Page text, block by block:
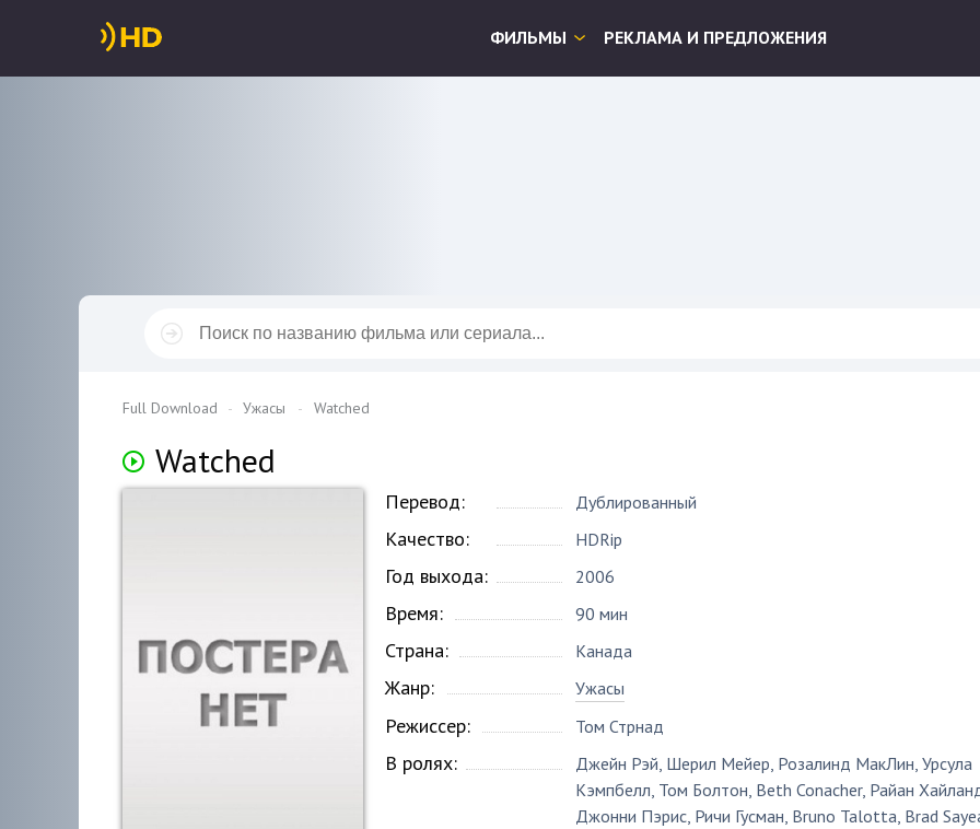
ФИЛЬМЫ РЕКЛАМА И ПРЕДЛОЖЕНИЯ
Full Download Ужасы Watched
Watched
Перевод: Дублированный
Качество: HDRip
Год выхода: 2006
Время: 90 мин
Страна: Канада
Жанр: Ужасы
Режиссер: Том Стрнад
В ролях: Джейн Рэй, Шерил Мейер, Розалинд МакЛин, Урсула
Кэмпбелл, Том Болтон, Beth Conacher, Райан
Джонни Пэрис, Ричи Гусман, Bruno Talotta, Brad